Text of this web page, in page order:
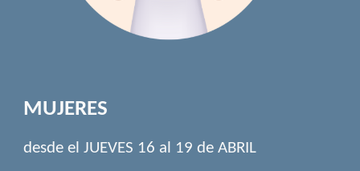
MUJERES
desde el JUEVES 16 al 19 de ABRIL